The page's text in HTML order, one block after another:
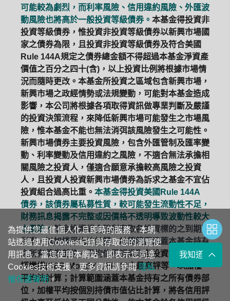
可能較為劇烈，而利率風險、信用違約風險、外匯波
動風險也將高於一般投資等級債券。 本基金得投資非
投資等級債券，惟投資非投資等級債券以新興市場國
家之債券為限，且投資非投資等級債券及符合美國
Rule 144A規定之債券總金額不得超過本基金淨資產
價值之百分之四十(含)，以上投資比例將根據市場情
況而隨時更改。本基金所投資之區域包含新興市場，
新興市場之政經情勢或法規變動，可能對本基金造成
影響，本公司將根據各項取得資訊做專業判斷及嚴謹
的投資決策流程，來降低新興市場可能發生之市場風
險，惟本基金不能也無法消弭該風險發生之可能性。
新興市場債券主要投資風險，包含外匯管制及匯率變
動、利率變動及信用違約之風險，不適合無法承擔相
關風險之投資人，僅適合願意承擔較高風險之投資
人，且投資人投資新興市場債券為訴求之基金不宜佔
投資組合過高比重。 本基金得投資美國Rule 144A
債券，該債券屬私募性質，較可能發生流動性不足，
財務訊息揭露不完整或因價格不透明導致波動性較大
之風險。基金投資組合殖利率取各投資標的之到期殖
利率，以加權平均法計算，計算範圍涵蓋本基金持有
之所有債券部位。平均信用評級取各投資標的三大信
評機構(S&P, Moody's, Fitch)中最高評等，以加權
平均法計算；計算範圍涵蓋本基金持有之所有債券部
位，加權平均按個別持債市值佔比計算，將各信用評
為提供您最佳個人化且即時的服務，本網
站透過使用Cookies紀錄與存取您的瀏覽使
用訊息。當您使用本網站，即表示您同意
Cookies技術支援。更多資訊請參閱隱私
權保護聲明。
我知道了